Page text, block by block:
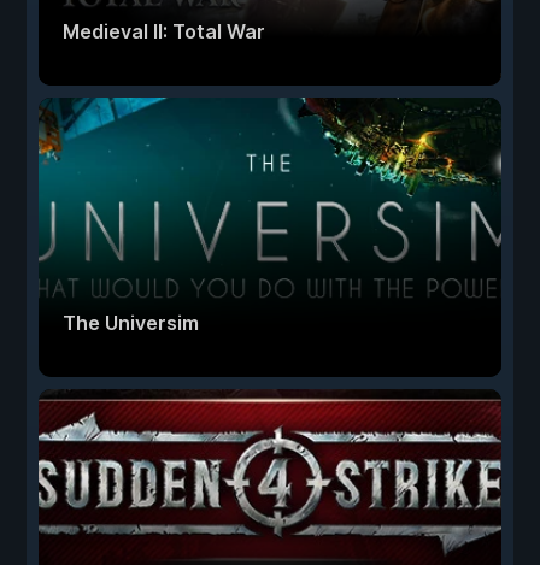
Medieval II: Total War
The Universim